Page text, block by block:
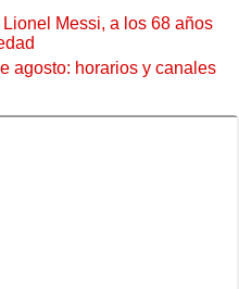
Messi, a los 68 años
agosto: horarios y canales